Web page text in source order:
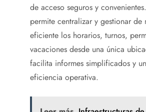
de acceso seguros y
permite centralizar y gestionar de
eficiente los horarios, turnos,
vacaciones desde una única
facilita informes simplificados y
eficiencia operativa.